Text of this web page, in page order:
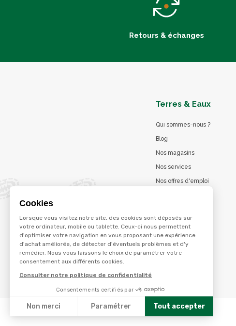
Cookies
Lorsque vous visitez notre site, des cookies sont déposés sur
votre ordinateur, mobile ou tablette. Ceux-ci nous permettent
d'optimiser votre navigation en vous proposant une expérience
d'achat améliorée, de détecter d'éventuels problèmes et d'y
remédier. Nous vous laissons le choix de paramétrer votre
consentement aux différents cookies.
Consulter notre politique de confidentialité
Consentements certifiés par
Non merci Paramétrer Tout accepter
Retours & échanges
Terres & Eaux
Qui sommes-nous ?
Blog
Nos magasins
Nos services
Nos offres d'emploi
La marque Terzéo
© Terres et eaux 2026
Politique de confidentialité